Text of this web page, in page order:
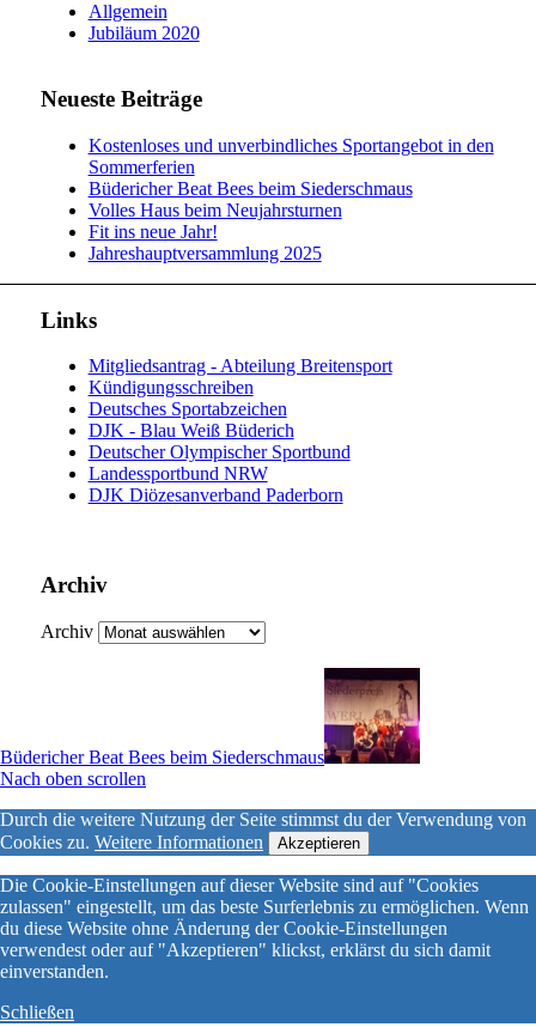
Allgemein
Jubiläum 2020
Neueste Beiträge
Kostenloses und unverbindliches Sportangebot in den
Sommerferien
Büdericher Beat Bees beim Siederschmaus
Volles Haus beim Neujahrsturnen
Fit ins neue Jahr!
Jahreshauptversammlung 2025
Links
Mitgliedsantrag - Abteilung Breitensport
Kündigungsschreiben
Deutsches Sportabzeichen
DJK - Blau Weiß Büderich
Deutscher Olympischer Sportbund
Landessportbund NRW
DJK Diözesanverband Paderborn
Archiv
Archiv
Büdericher Beat Bees beim Siederschmaus
Nach oben scrollen
Durch die weitere Nutzung der Seite stimmst du der Verwendung von
Cookies zu. Weitere Informationen Akzeptieren
Die Cookie-Einstellungen auf dieser Website sind auf "Cookies
zulassen" eingestellt, um das beste Surferlebnis zu ermöglichen. Wenn
du diese Website ohne Änderung der Cookie-Einstellungen
verwendest oder auf "Akzeptieren" klickst, erklärst du sich damit
einverstanden.
Schließen